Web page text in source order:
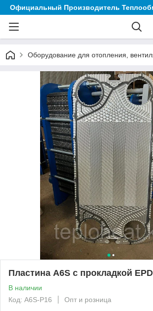
Официальный Производитель
Оборудование для отопления,
Пластина A6S с прокладкой
В наличии
Код: A6S-P16
Опт и розница